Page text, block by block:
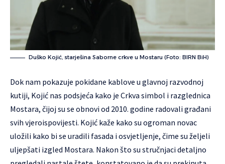
Duško Kojić, starješina Saborne crkve u Mostaru (Foto: BIRN BiH)
Dok nam pokazuje pokidane kablove u glavnoj razvodnoj
kutiji, Kojić nas podsjeća kako je Crkva simbol i razglednica
Mostara, čijoj su se obnovi od 2010. godine radovali građani
svih vjeroispovijesti. Kojić kaže kako su ogroman novac
uložili kako bi se uradili fasada i osvjetljenje, čime su željeli
uljepšati izgled Mostara. Nakon što su stručnjaci detaljno